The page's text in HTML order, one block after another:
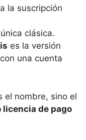
la suscripción
clásica.
es la versión
una cuenta
el nombre, sino el
de pago